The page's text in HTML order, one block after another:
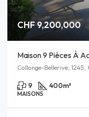
CHF 9,200,000
Maison 9 Pièces À
9 400m²
MAISONS